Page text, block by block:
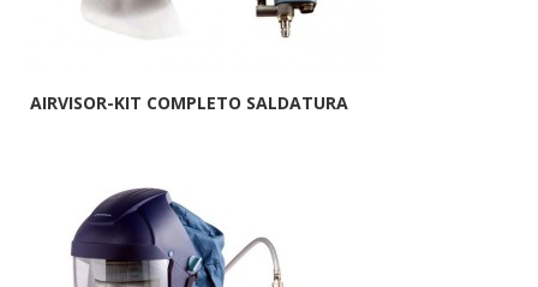
AIRVISOR-KIT COMPLETO SALDATURA